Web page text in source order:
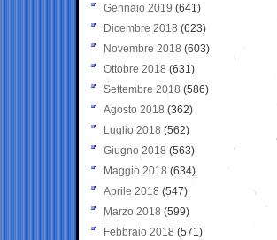
Gennaio 2019 (641)
Dicembre 2018 (623)
Novembre 2018 (603)
Ottobre 2018 (631)
Settembre 2018 (586)
Agosto 2018 (362)
Luglio 2018 (562)
Giugno 2018 (563)
Maggio 2018 (634)
Aprile 2018 (547)
Marzo 2018 (599)
Febbraio 2018 (571)